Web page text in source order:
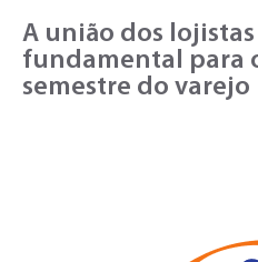
A união dos lojistas
fundamental para
semestre do varejo